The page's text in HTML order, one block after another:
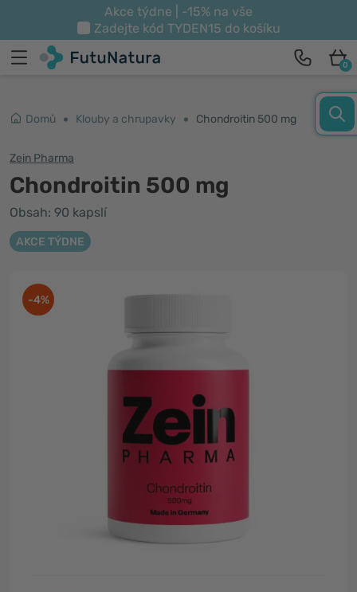
Akce týdne | -15% na vše
Zadejte kód TYDEN15 do košíku
0
Domů Klouby a chrupavky Chondroitin 500 mg
Zein Pharma
Chondroitin 500 mg
Obsah: 90 kapslí
AKCE TÝDNE
-4%